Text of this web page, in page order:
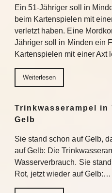
Ein 51-Jähriger soll in
beim Kartenspielen mit
verletzt haben. Eine
Jähriger soll in Minden ein
Kartenspielen mit einer
Weiterlesen
Trinkwasserampel
Gelb
Sie stand schon auf Gelb,
auf Gelb: Die
Wasserverbrauch. Sie
Rot, jetzt wieder auf Gelb:…